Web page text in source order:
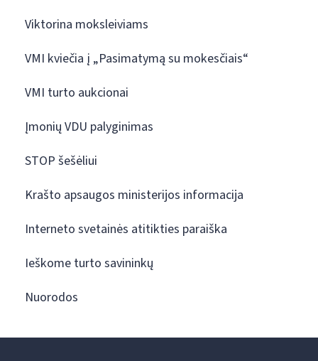
Viktorina moksleiviams
VMI kviečia į „Pasimatymą su mokesčiais“
VMI turto aukcionai
Įmonių VDU palyginimas
STOP šešėliui
Krašto apsaugos ministerijos informacija
Interneto svetainės atitikties paraiška
Ieškome turto savininkų
Nuorodos